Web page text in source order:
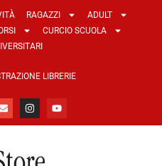
RAGAZZI
ADULT
CURCIO SCUOLA
LIBRERIE